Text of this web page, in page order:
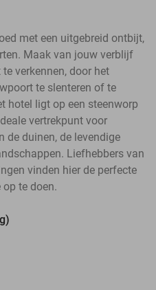
met een uitgebreid ontbijt,
Maak van jouw verblijf
verkennen, door het
te slenteren of te
hotel ligt op een steenworp
vertrekpunt voor
de duinen, de levendige
Liefhebbers van
vinden hier de perfecte
te doen.